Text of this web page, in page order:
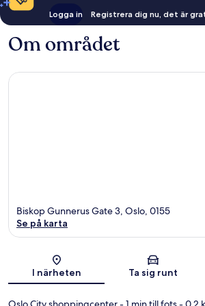
Logga in Registrera dig nu, det är
Om området
Karta
Biskop Gunnerus Gate 3, Oslo, 0155
Se på karta
I närheten Ta sig runt